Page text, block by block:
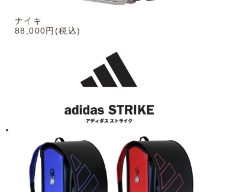
ナイキ
88,000円(税込)